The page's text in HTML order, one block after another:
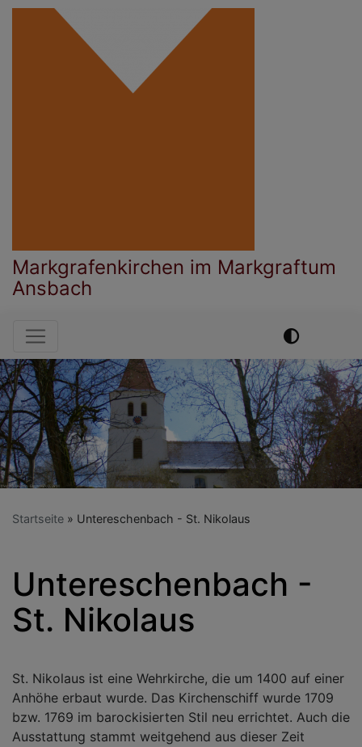
Direkt
Markgrafenkirchen im Markgraftum
Ansbach
Hauptnavigation
Startseite Untereschenbach - St. Nikolaus
Untereschenbach -
St. Nikolaus
St. Nikolaus ist eine Wehrkirche, die um 1400 auf einer
Anhöhe erbaut wurde. Das Kirchenschiff wurde 1709
bzw. 1769 im barockisierten Stil neu errichtet. Auch die
Ausstattung stammt weitgehend aus dieser Zeit